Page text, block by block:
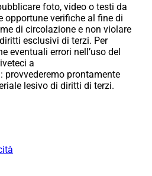
foto, video o testi da
opportune verifiche al fine di
di circolazione e non violare
esclusivi di terzi. Per
eventuali errori nell’uso del
a
prontamente
lesivo di diritti di terzi.